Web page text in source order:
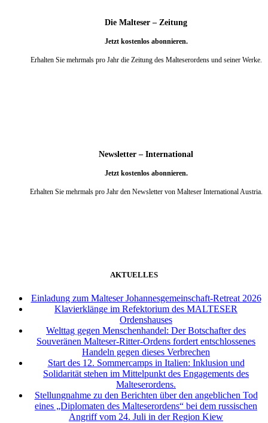
Die Malteser – Zeitung
Jetzt kostenlos abonnieren.
Erhalten Sie mehrmals pro Jahr die Zeitung des Malteserordens und seiner Werke.
Newsletter – International
Jetzt kostenlos abonnieren.
Erhalten Sie mehrmals pro Jahr den Newsletter von Malteser International Austria.
AKTUELLES
Einladung zum Malteser Johannesgemeinschaft-Retreat 2026
Klavierklänge im Refektorium des MALTESER
Ordenshauses
Welttag gegen Menschenhandel: Der Botschafter des
Souveränen Malteser-Ritter-Ordens fordert entschlossenes
Handeln gegen dieses Verbrechen
Start des 12. Sommercamps in Italien: Inklusion und
Solidarität stehen im Mittelpunkt des Engagements des
Malteserordens.
Stellungnahme zu den Berichten über den angeblichen Tod
eines „Diplomaten des Malteserordens“ bei dem russischen
Angriff vom 24. Juli in der Region Kiew